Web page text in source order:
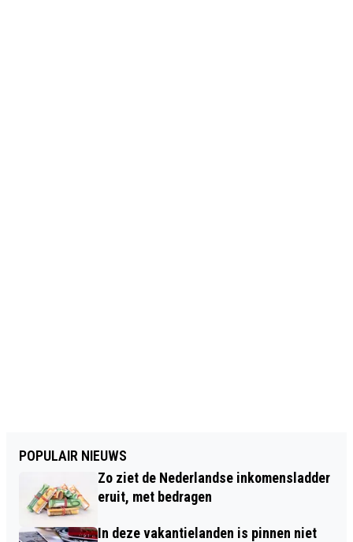
POPULAIR NIEUWS
Zo ziet de Nederlandse inkomensladder
eruit, met bedragen
In deze vakantielanden is pinnen niet